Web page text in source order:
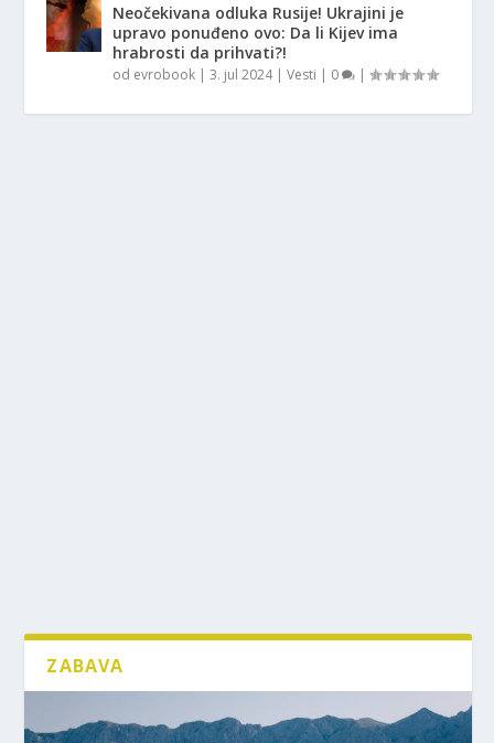
Neočekivana odluka Rusije! Ukrajini je
upravo ponuđeno ovo: Da li Kijev ima
hrabrosti da prihvati?!
od evrobook |3. jul 2024|Vesti | 0 |
ZABAVA